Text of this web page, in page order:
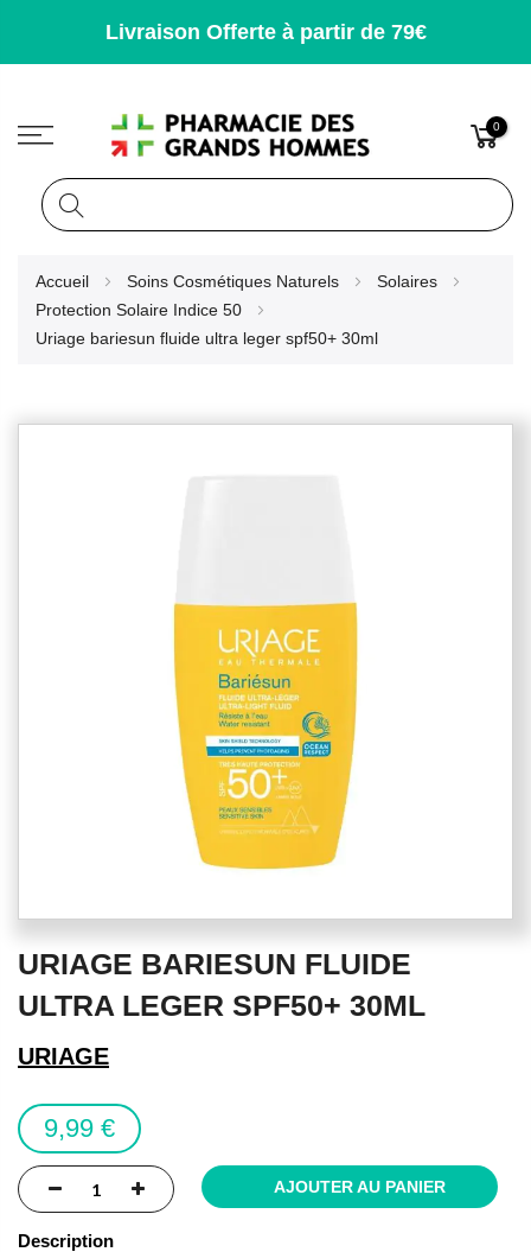
Livraison Offerte à partir de 79€
0
Accueil Soins Cosmétiques Naturels
Solaires
Protection Solaire Indice 50
Uriage bariesun fluide ultra leger spf50+ 30ml
beginning
of
images
gallery
URIAGE BARIESUN FLUIDE
ULTRA LEGER SPF50+ 30ML
URIAGE
9,99 €
AJOUTER AU PANIER
Description